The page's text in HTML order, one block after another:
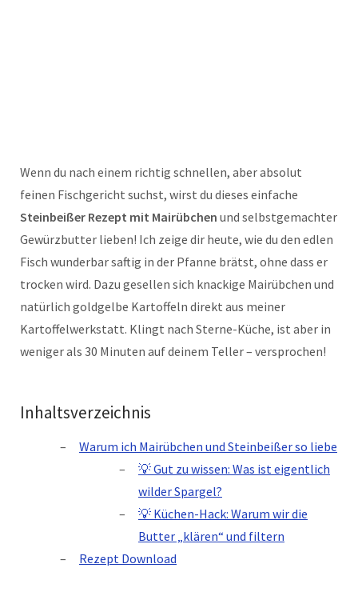
Wenn du nach einem richtig schnellen, aber absolut
feinen Fischgericht suchst, wirst du dieses einfache
Steinbeißer Rezept mit Mairübchen und selbstgemachter
Gewürzbutter lieben! Ich zeige dir heute, wie du den edlen
Fisch wunderbar saftig in der Pfanne brätst, ohne dass er
trocken wird. Dazu gesellen sich knackige Mairübchen und
natürlich goldgelbe Kartoffeln direkt aus meiner
Kartoffelwerkstatt. Klingt nach Sterne-Küche, ist aber in
weniger als 30 Minuten auf deinem Teller – versprochen!
Inhaltsverzeichnis
Warum ich Mairübchen und Steinbeißer so liebe
💡 Gut zu wissen: Was ist eigentlich
wilder Spargel?
💡 Küchen-Hack: Warum wir die
Butter „klären“ und filtern
Rezept Download